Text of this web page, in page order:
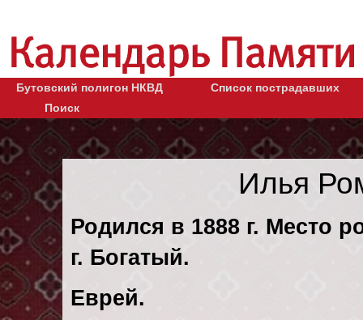
Бутовский полигон НКВД
Список пострадавших
Поиск
Илья
Родился в 1888 г. Место
г. Богатый.
Еврей.